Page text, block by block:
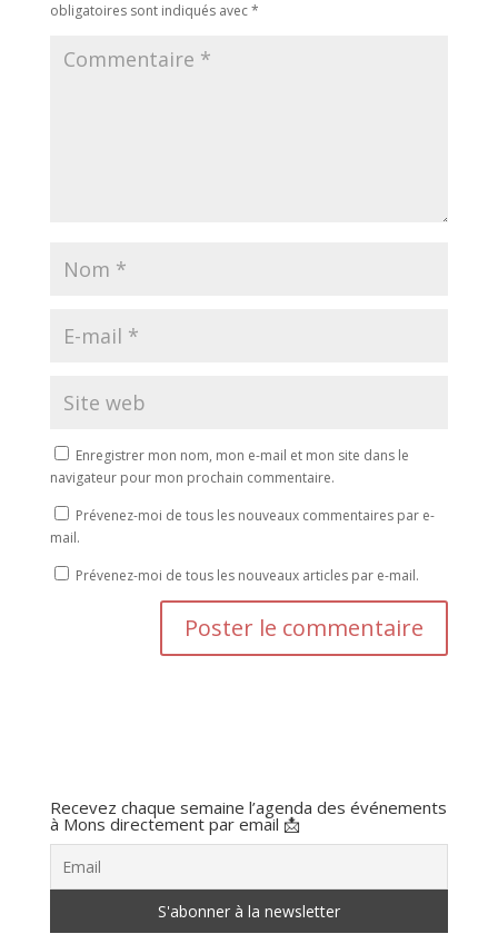
obligatoires sont indiqués avec*
Enregistrer mon nom, mon e-mail et mon site dans le
navigateur pour mon prochain commentaire.
Prévenez-moi de tous les nouveaux commentaires par e-
mail.
Prévenez-moi de tous les nouveaux articles par e-mail.
Recevez chaque semaine l’agenda des événements
à Mons directement par email 📩